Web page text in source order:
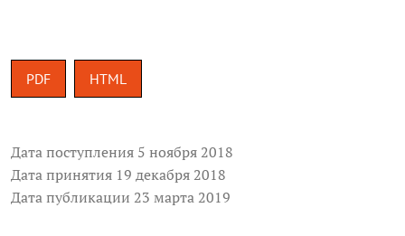
PDF HTML
Дата поступления 5 ноября 2018
Дата принятия 19 декабря 2018
Дата публикации 23 марта 2019